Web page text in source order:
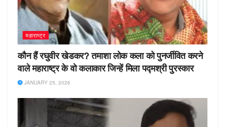
महाराष्ट्र
कौन हैं रघुवीर खेडकर? तमाशा लोक कला को पुनर्जीवित करने
वाले महाराष्ट्र के वो कलाकार जिन्हें मिला पद्मश्री पुरस्कार
JANUARY 25, 2026